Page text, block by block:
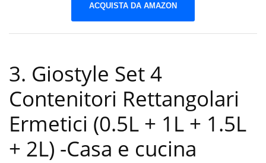
ACQUISTA DA AMAZON
3. Giostyle Set 4
Contenitori Rettangolari
Ermetici (0.5L + 1L + 1.5L
+ 2L) -Casa e cucina